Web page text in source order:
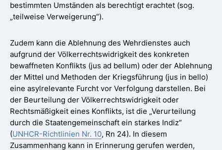
bestimmten Umständen als berechtigt erachtet (sog.
„teilweise Verweigerung“).
Zudem kann die Ablehnung des Wehrdienstes auch
aufgrund der Völkerrechtswidrigkeit des konkreten
bewaffneten Konflikts (jus ad bellum) oder der Ablehnung
der Mittel und Methoden der Kriegsführung (jus in bello)
eine asylrelevante Furcht vor Verfolgung darstellen. Bei
der Beurteilung der Völkerrechtswidrigkeit oder
Rechtsmäßigkeit eines Konflikts, ist die „Verurteilung
durch die Staatengemeinschaft ein starkes Indiz“
(UNHCR-Richtlinien Nr. 10, Rn 24). In diesem
Zusammenhang kann in Erinnerung gerufen werden,